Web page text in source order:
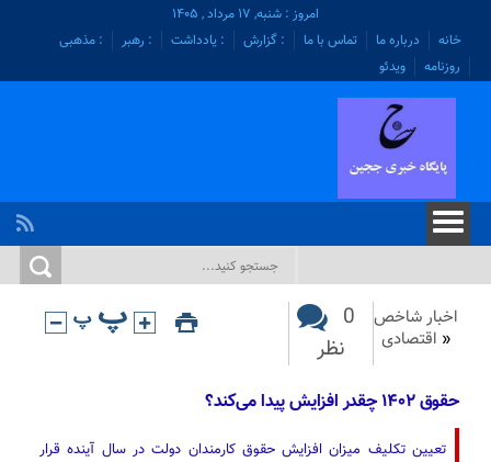
امروز : شنبه, ۱۷ مرداد , ۱۴۰۵
خانه
درباره ما تماس با ما : گزارش : یادداشت : رهبر
: مذهبی
روزنامه
ویدئو
اخبار شاخص
« اقتصادی
0
نظر
حقوق ۱۴۰۲ چقدر افزایش پیدا می‌کند؟
تعیین تکلیف میزان افزایش حقوق کارمندان دولت در سال آینده قرار